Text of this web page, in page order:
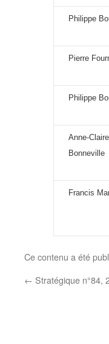
Philippe
Pierre
Philippe
Anne-
Bonneville
Francis
Ce contenu a été
← Stratégique n°84,